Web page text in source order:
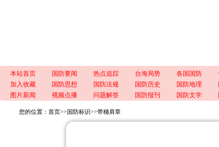
本站首页 国防要闻 热点追踪 台海局势 各国国防
加入收藏
国防思想 国防法规 国防历史 国防地理
图片新闻
视频点播 问题解答 国防报刊 国防文学
您的位置： 首页>> 国防标识>>带穗肩章